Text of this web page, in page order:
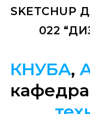
SKETCHUP
022
КНУБА,
кафедра